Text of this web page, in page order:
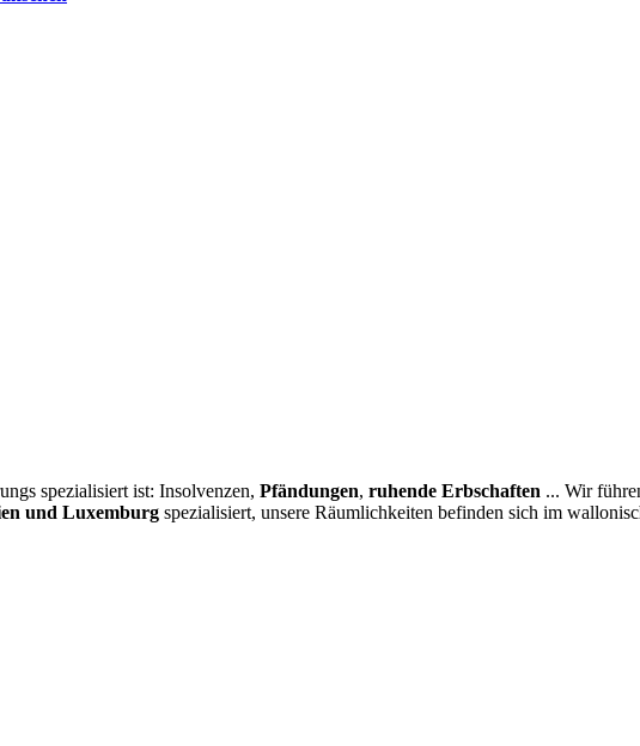
spezialisiert ist: Insolvenzen, Pfändungen, ruhende Erbschaften ... Wir
und Luxemburg spezialisiert, unsere Räumlichkeiten befinden sich im